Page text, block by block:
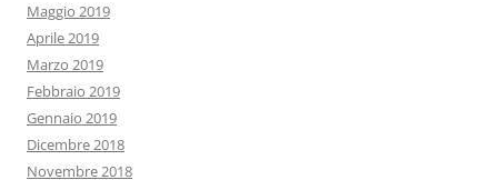
Maggio 2019
Aprile 2019
Marzo 2019
Febbraio 2019
Gennaio 2019
Dicembre 2018
Novembre 2018